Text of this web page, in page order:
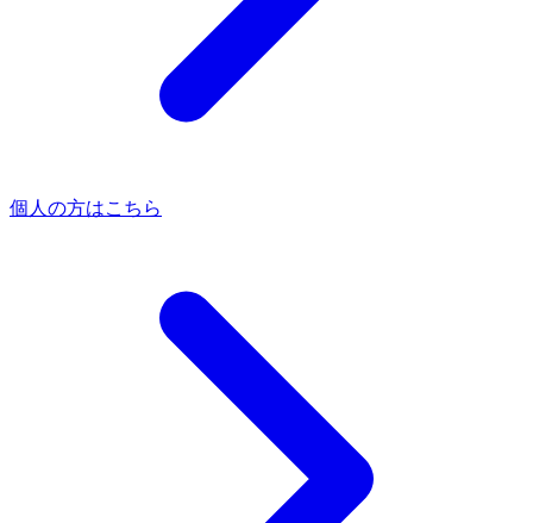
個人の方はこちら